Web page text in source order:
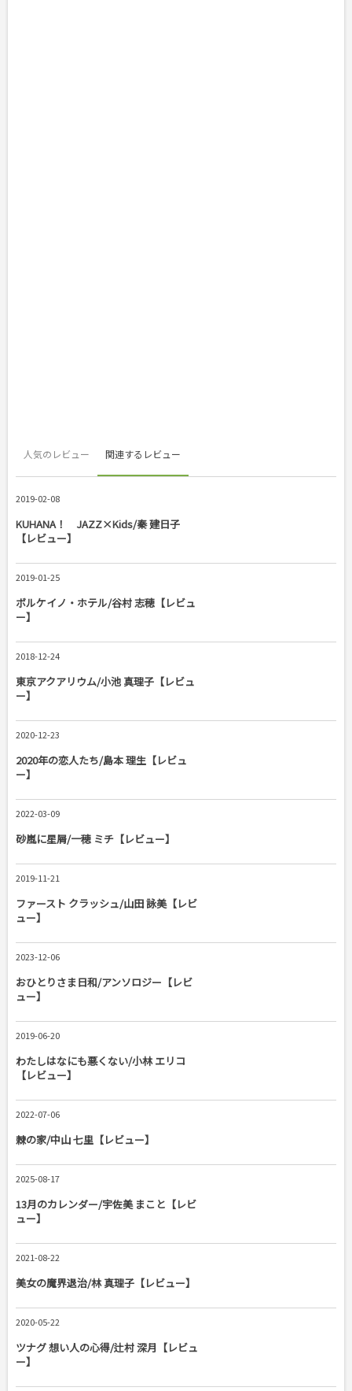
人気のレビュー 関連するレビュー
2019-02-08
KUHANA！ JAZZ×Kids/秦 建日子
【レビュー】
2019-01-25
ボルケイノ・ホテル/谷村 志穂【レビュ
ー】
2018-12-24
東京アクアリウム/小池 真理子【レビュ
ー】
2020-12-23
2020年の恋人たち/島本 理生【レビュ
ー】
2022-03-09
砂嵐に星屑/一穂 ミチ【レビュー】
2019-11-21
ファースト クラッシュ/山田 詠美【レビ
ュー】
2023-12-06
おひとりさま日和/アンソロジー【レビ
ュー】
2019-06-20
わたしはなにも悪くない/小林 エリコ
【レビュー】
2022-07-06
棘の家/中山 七里【レビュー】
2025-08-17
13月のカレンダー/宇佐美 まこと【レビ
ュー】
2021-08-22
美女の魔界退治/林 真理子【レビュー】
2020-05-22
ツナグ 想い人の心得/辻村 深月【レビュ
ー】